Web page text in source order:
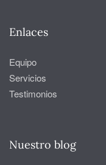
Enlaces
Equipo
Servicios
Testimonios
Nuestro blog